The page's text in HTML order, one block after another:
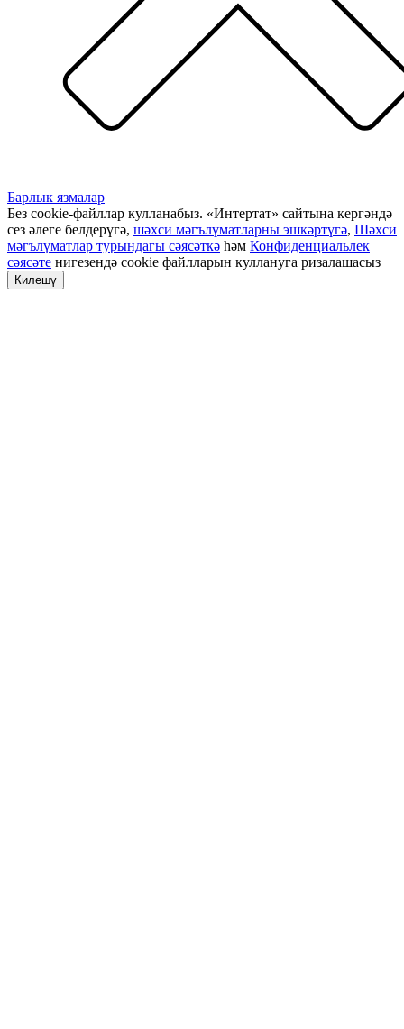
Барлык язмалар
Без cookie-файллар кулланабыз. «Интертат» сайтына кергәндә
сез әлеге белдерүгә, шәхси мәгълүматларны эшкәртүгә, Шәхси
мәгълүматлар турындагы сәясәткә һәм Конфиденциальлек
сәясәте нигезендә cookie файлларын куллануга ризалашасыз
Килешү